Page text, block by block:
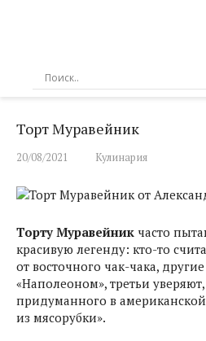
Торт Муравейник
20/08/2021 Кулинария
Торту Муравейник часто
красивую легенду: кто-то
от восточного чак-чака,
«Наполеоном», третьи
придуманного в
из мясорубки».